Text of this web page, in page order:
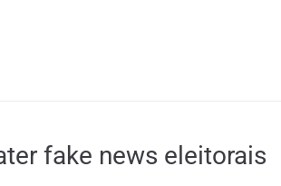
fake news eleitorais